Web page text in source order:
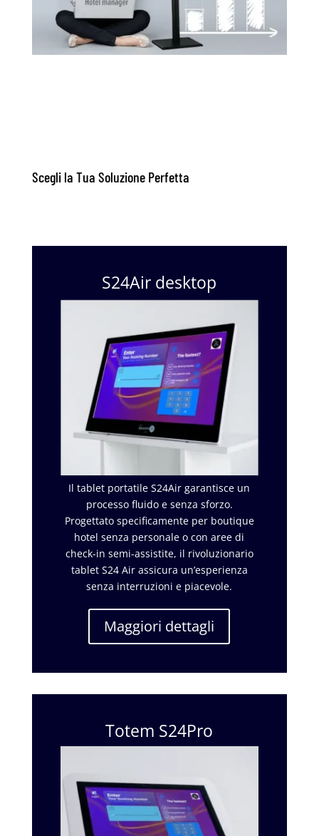
Scegli la Tua Soluzione Perfetta
S24Air desktop
Il tablet portatile S24Air garantisce un
processo fluido e senza sforzo.
Progettato specificamente per boutique
hotel senza personale o con aree di
check-in semi-assistite, il rivoluzionario
tablet S24 Air assicura un’esperienza
senza interruzioni e piacevole.
Maggiori dettagli
Totem S24Pro